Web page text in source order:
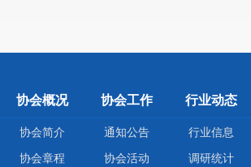
协会概况
协会简介
协会章程
协会工作
通知公告
协会活动
行业动态
行业信息
调研统计